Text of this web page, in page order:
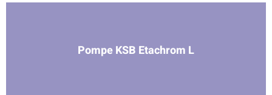
Pompe KSB Etachrom L